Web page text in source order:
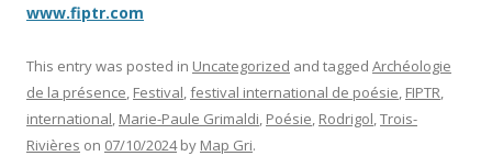
www.fiptr.com
This entry was posted in Uncategorized and tagged Archéologie
de la présence, Festival,festival international de poésie, FIPTR,
international, Marie-Paule Grimaldi, Poésie, Rodrigol,Trois-
Rivières on 07/10/2024by Map Gri.